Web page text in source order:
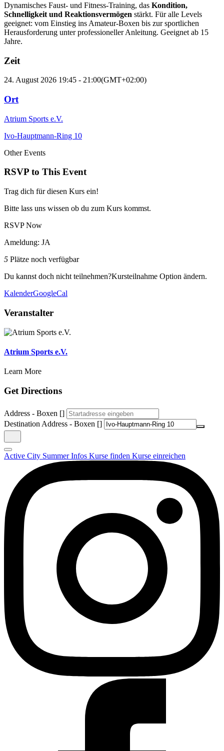
Dynamisches Faust- und Fitness-Training, das Kondition,
Schnelligkeit und Reaktionsvermögen stärkt. Für alle Levels
geeignet: vom Einstieg ins Amateur-Boxen bis zur sportlichen
Herausforderung unter professioneller Anleitung. Geeignet ab 15
Jahre.
Zeit
24. August 2026 19:45 - 21:00(GMT+02:00)
Ort
Atrium Sports e.V.
Ivo-Hauptmann-Ring 10
Other Events
RSVP to This Event
Trag dich für diesen Kurs ein!
Bitte lass uns wissen ob du zum Kurs kommst.
RSVP Now
Ameldung: JA
5 Plätze noch verfügbar
Du kannst doch nicht teilnehmen?Kursteilnahme Option ändern.
KalenderGoogleCal
Veranstalter
Atrium Sports e.V.
Learn More
Get Directions
Address - Boxen []
Destination Address - Boxen []
Active City SummerInfos Kurse finden Kurse einreichen